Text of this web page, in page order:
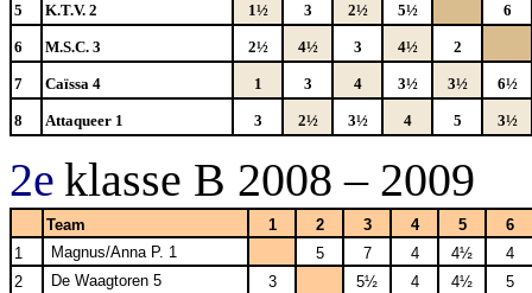
5 K.T.V. 2 1½ 3 2½ 5½ 6
6 M.S.C. 3 2½ 4½ 3 4½ 2
7 Caïssa 4 1 3 4 3½ 3½ 6½
8 Attaqueer 1 3 2½ 3½ 4 5 3½
2e klasse B 2008 – 2009
Team 1 2 3 4 5
6
1
Magnus/Anna P. 1 5 7 4 4½
4
2
De Waagtoren 5 3 5½ 4 4½
5